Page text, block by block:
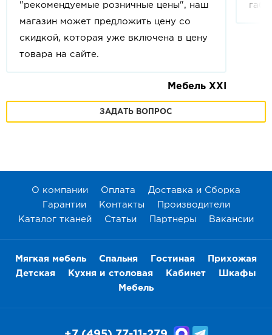
"рекомендуемые розничные цены", наш
магазин может предложить цену со
скидкой, которая уже включена в цену
товара на сайте.
Мебель XXI
ЗАДАТЬ ВОПРОС
О компании Оплата
Доставка и Сборка
Гарантии
Контакты
Производители
Каталог тканей
Статьи Партнеры Вакансии
Мягкая мебель Спальня Гостиная
Прихожая
Детская
Кухня и столовая Кабинет
Шкафы
Мебель